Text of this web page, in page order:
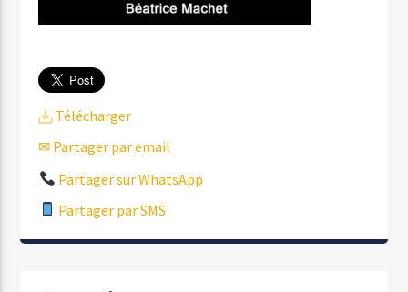
Télécharger
✉ Partager par email
Partager sur WhatsApp
Partager par SMS